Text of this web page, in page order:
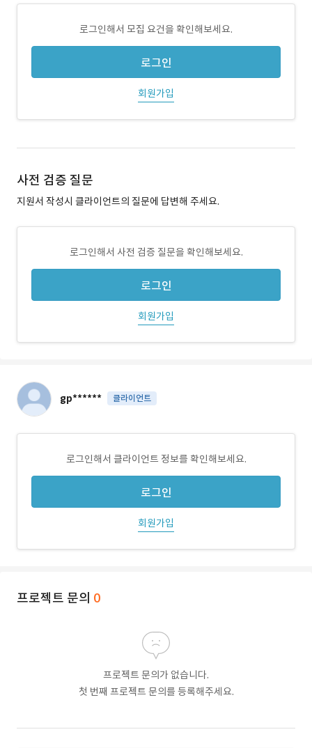
로그인해서 모집 요건을 확인해보세요.
로그인
회원가입
사전 검증 질문
지원서 작성시 클라이언트의 질문에 답변해 주세요.
로그인해서 사전 검증 질문을 확인해보세요.
로그인
회원가입
gp****** 클라이언트
로그인해서 클라이언트 정보를 확인해보세요.
로그인
회원가입
프로젝트 문의 0
프로젝트 문의가 없습니다.
첫 번째 프로젝트 문의를 등록해주세요.